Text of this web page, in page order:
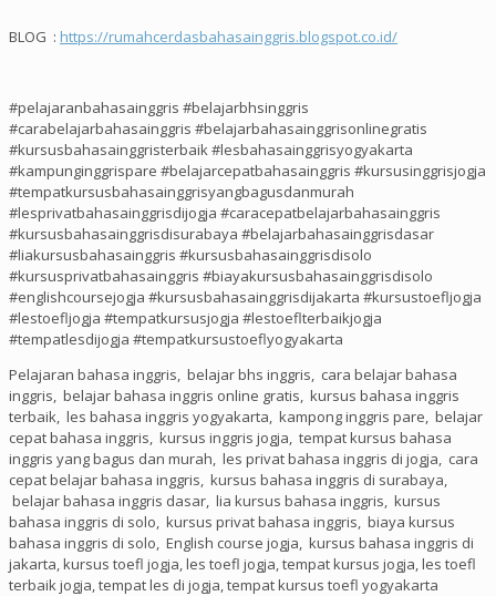
BLOG : https://rumahcerdasbahasainggris.blogspot.co.id/
#pelajaranbahasainggris #belajarbhsinggris
#carabelajarbahasainggris #belajarbahasainggrisonlinegratis
#kursusbahasainggristerbaik #lesbahasainggrisyogyakarta
#kampunginggrispare #belajarcepatbahasainggris #kursusinggrisjogja
#tempatkursusbahasainggrisyangbagusdanmurah
#lesprivatbahasainggrisdijogja #caracepatbelajarbahasainggris
#kursusbahasainggrisdisurabaya #belajarbahasainggrisdasar
#liakursusbahasainggris #kursusbahasainggrisdisolo
#kursusprivatbahasainggris #biayakursusbahasainggrisdisolo
#englishcoursejogja #kursusbahasainggrisdijakarta #kursustoefljogja
#lestoefljogja #tempatkursusjogja #lestoeflterbaikjogja
#tempatlesdijogja #tempatkursustoeflyogyakarta
Pelajaran bahasa inggris, belajar bhs inggris, cara belajar bahasa
inggris, belajar bahasa inggris online gratis, kursus bahasa inggris
terbaik, les bahasa inggris yogyakarta, kampong inggris pare, belajar
cepat bahasa inggris, kursus inggris jogja, tempat kursus bahasa
inggris yang bagus dan murah, les privat bahasa inggris di jogja, cara
cepat belajar bahasa inggris, kursus bahasa inggris di surabaya,
belajar bahasa inggris dasar, lia kursus bahasa inggris, kursus
bahasa inggris di solo, kursus privat bahasa inggris, biaya kursus
bahasa inggris di solo, English course jogja, kursus bahasa inggris di
jakarta, kursus toefl jogja, les toefl jogja, tempat kursus jogja, les toefl
terbaik jogja, tempat les di jogja, tempat kursus toefl yogyakarta